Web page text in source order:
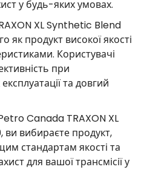
у будь-яких умовах.
XL Synthetic Blend
як продукт високої якості
Користувачі
при
та довгий
Canada TRAXON XL
вибираєте продукт,
стандартам якості та
для вашої трансмісії у